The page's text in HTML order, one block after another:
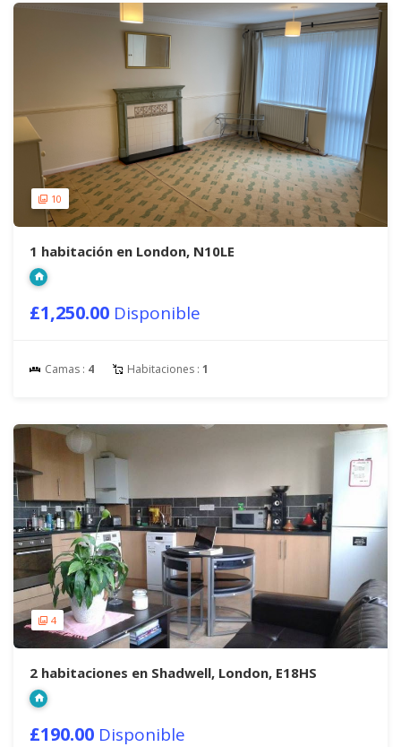
10
1 habitación en London, N10LE
£1,250.00 Disponible
Camas : 4 Habitaciones : 1
4
2 habitaciones en Shadwell, London, E18HS
£190.00 Disponible